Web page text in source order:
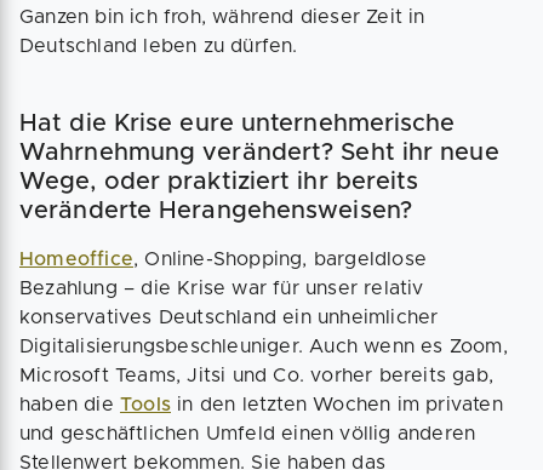
Ganzen bin ich froh, während dieser Zeit in
Deutschland leben zu dürfen.
Hat die Krise eure unternehmerische
Wahrnehmung verändert? Seht ihr neue
Wege, oder praktiziert ihr bereits
veränderte Herangehensweisen?
Homeoffice, Online-Shopping, bargeldlose
Bezahlung – die Krise war für unser relativ
konservatives Deutschland ein unheimlicher
Digitalisierungsbeschleuniger. Auch wenn es Zoom,
Microsoft Teams, Jitsi und Co. vorher bereits gab,
haben die Tools in den letzten Wochen im privaten
und geschäftlichen Umfeld einen völlig anderen
Stellenwert bekommen. Sie haben das